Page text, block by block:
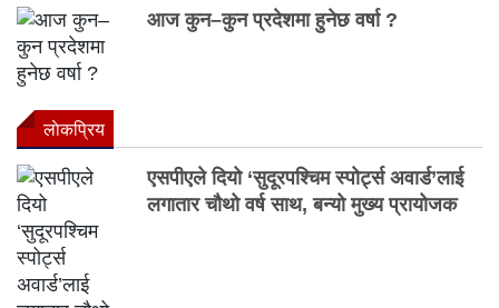
आज कुन–कुन प्रदेशमा हुनेछ वर्षा ?
लाेकप्रिय
एसपीएले दियो ‘सुदूरपश्चिम स्पोर्ट्स अवार्ड’लाई
लगातार चौथो वर्ष साथ, बन्यो मुख्य प्रायोजक